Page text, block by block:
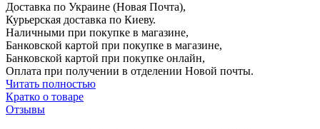
Доставка по Украине (Новая Почта),
Курьерская доставка по Киеву.
Наличными при покупке в магазине,
Банковской картой при покупке в магазине,
Банковской картой при покупке онлайн,
Оплата при получении в отделении Новой почты.
Читать полностью
Кратко о товаре
Отзывы